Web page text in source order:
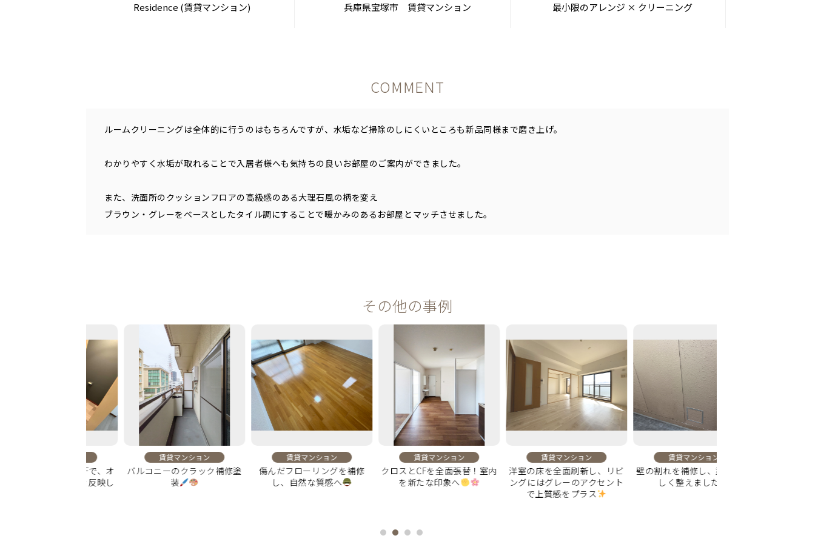
Residence (賃貸マンション) 兵庫県宝塚市 賃貸マンション 最小限のアレンジ × クリーニング
COMMENT
ルームクリーニングは全体的に行うのはもちろんですが、水垢など掃除のしにくいところも新品同様まで磨き上げ。
わかりやすく水垢が取れることで入居者様へも気持ちの良いお部屋のご案内ができました。
また、洗面所のクッションフロアの高級感のある大理石風の柄を変え
ブラウン・グレーをベースとしたタイル調にすることで暖かみのあるお部屋とマッチさせました。
その他の事例
賃貸マンション
バルコニーのクラック補修塗
賃貸マンション
傷んだフローリングを補修
し、自然な質感へ
賃貸マンション
クロスとCFを全面張替！室内
を新たな印象へ
賃貸マンション
洋室の床を全面刷新し、リビ
ングにはグレーのアクセント
で上質感をプラス
賃貸マンション
壁の割れを補修し、塗装で美
しく整えました